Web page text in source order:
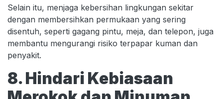
Selain itu, menjaga kebersihan lingkungan sekitar
dengan membersihkan permukaan yang sering
disentuh, seperti gagang pintu, meja, dan telepon, juga
membantu mengurangi risiko terpapar kuman dan
penyakit.
8. Hindari Kebiasaan